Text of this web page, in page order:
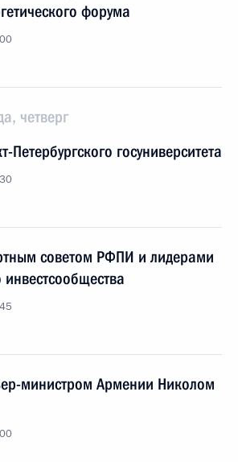
форума
четверг
госуниверситета
советом РФПИ и лидерами
министром Армении Николом